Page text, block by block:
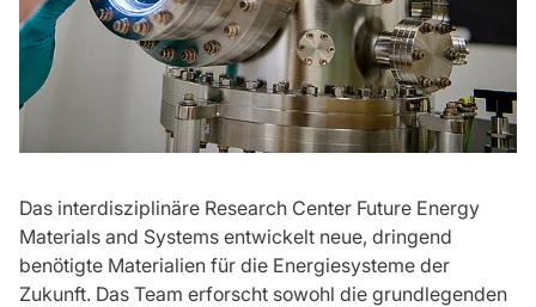
Das interdisziplinäre Research Center Future Energy
Materials and Systems entwickelt neue, dringend
benötigte Materialien für die Energiesysteme der
Zukunft. Das Team erforscht sowohl die grundlegenden